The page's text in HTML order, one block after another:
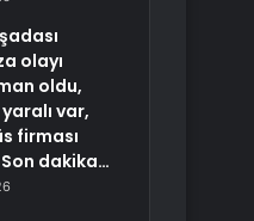
olayı
oldu,
var,
firması
dakika…